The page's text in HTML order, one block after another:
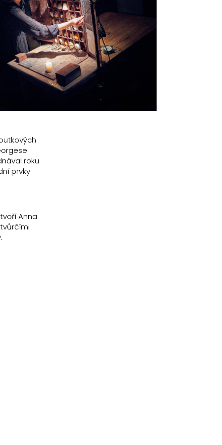
roku
prvky
Anna